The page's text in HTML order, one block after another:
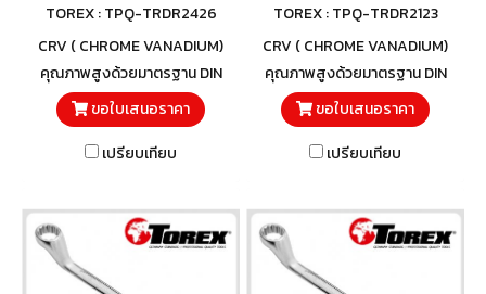
TOREX : TPQ-TRDR2426
CRV ( CHROME VANADIUM)
คุณภาพสูงด้วยมาตรฐาน DIN
838 และวัสดุโครมวานาเดียม
ขอใบเสนอราคา
เปรียบเทียบ
TOREX : TPQ-TRDR2123
CRV ( CHROME VANADIUM)
คุณภาพสูงด้วยมาตรฐาน DIN
838 และวัสดุโครมวานาเดียม
ขอใบเสนอราคา
เปรียบเทียบ